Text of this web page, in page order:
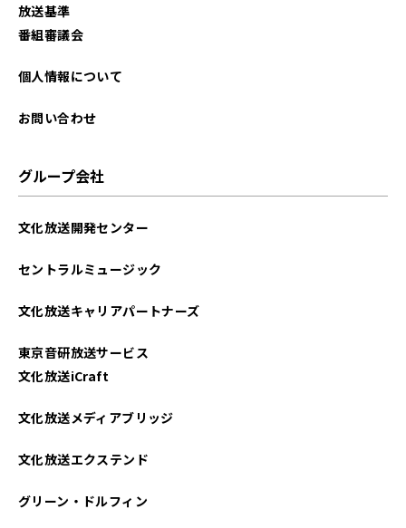
放送基準
番組審議会
個人情報について
お問い合わせ
グループ会社
文化放送開発センター
セントラルミュージック
文化放送キャリアパートナーズ
東京音研放送サービス
文化放送iCraft
文化放送メディアブリッジ
文化放送エクステンド
グリーン・ドルフィン